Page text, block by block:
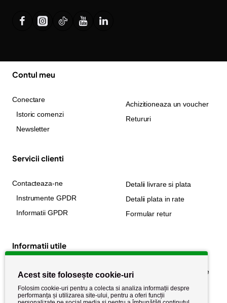
Contul meu
Conectare
Istoric comenzi
Newsletter
Achizitioneaza un voucher
Retururi
Servicii clienti
Contacteaza-ne
Instrumente GPDR
Informatii GPDR
Detalii livrare si plata
Detalii plata in rate
Formular retur
Informatii utile
Despre noi
Stiri si noutati
Politica de cookie
Politica de confidențialitate
Politica de retur
Termeni si conditii
Acest site folosește cookie-uri
Folosim cookie-uri pentru a colecta si analiza informații despre
performanța și utilizarea site-ului, pentru a oferi funcții